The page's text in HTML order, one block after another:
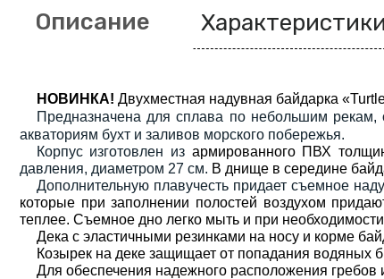
Описание Характеристики
НОВИНКА! Двухместная надувная байдарка
Предназначена для сплава по небольшим рекам,
акваториям бухт и заливов морского побережья.
Корпус изготовлен из армированного ПВХ
давления, диаметром 27 см. В днище в середине
Дополнительную плавучесть придает съемное
которые при заполнении полостей воздухом
теплее. Съемное дно легко мыть и при
Дека с эластичными резинками на носу и корме
Козырек на деке защищает от попадания водяных
Для обеспечения надежного расположения гребов